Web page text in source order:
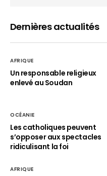
Dernières actualités
AFRIQUE
Un responsable religieux
enlevé au Soudan
OCÉANIE
Les catholiques peuvent
s’opposer aux spectacles
ridiculisant la foi
AFRIQUE